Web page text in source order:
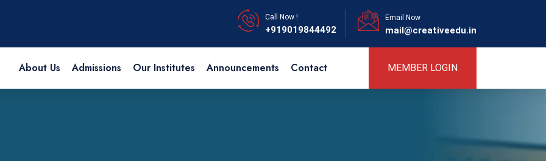
Call Now !
+919019844492
Email Now
mail@creativeedu.in
About Us Admissions Our Institutes Announcements Contact MEMBER LOGIN